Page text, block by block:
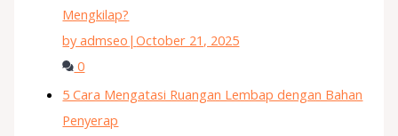
Mengkilap?
by admseo |October 21, 2025
0
5 Cara Mengatasi Ruangan Lembap dengan Bahan
Penyerap